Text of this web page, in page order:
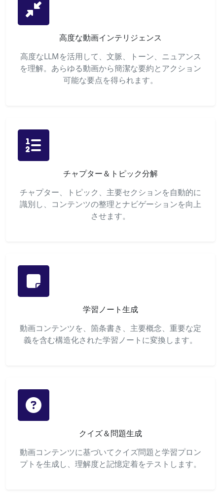
高度な動画インテリジェンス
高度なLLMを活用して、文脈、トーン、ニュアンス
を理解。あらゆる動画から簡潔な要約とアクション
可能な要点を得られます。
チャプター＆トピック分解
チャプター、トピック、主要セクションを自動的に
識別し、コンテンツの整理とナビゲーションを向上
させます。
学習ノート生成
動画コンテンツを、箇条書き、主要概念、重要な定
義を含む構造化された学習ノートに変換します。
クイズ＆問題生成
動画コンテンツに基づいてクイズ問題と学習プロン
プトを生成し、理解度と記憶定着をテストします。